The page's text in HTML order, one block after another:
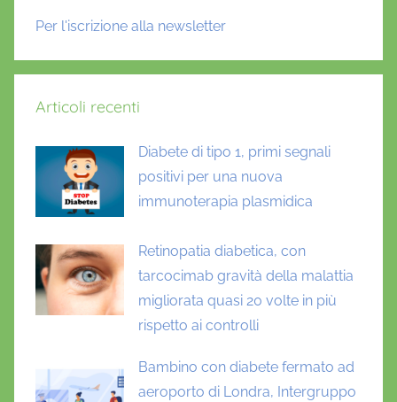
Per l'iscrizione alla newsletter
Articoli recenti
Diabete di tipo 1, primi segnali
positivi per una nuova
immunoterapia plasmidica
Retinopatia diabetica, con
tarcocimab gravità della malattia
migliorata quasi 20 volte in più
rispetto ai controlli
Bambino con diabete fermato ad
aeroporto di Londra, Intergruppo